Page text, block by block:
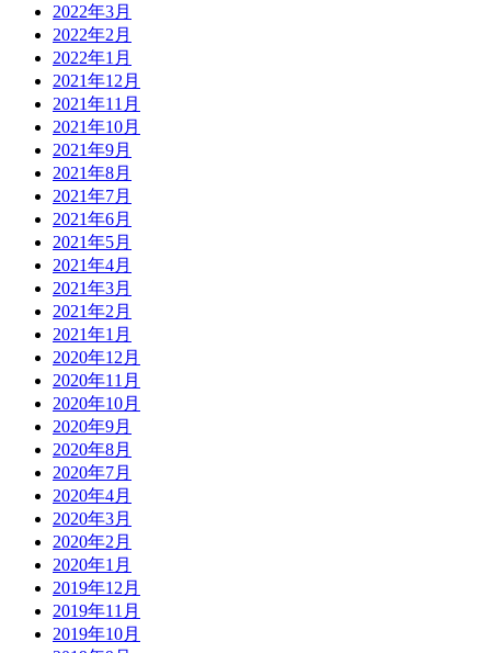
2022年3月
2022年2月
2022年1月
2021年12月
2021年11月
2021年10月
2021年9月
2021年8月
2021年7月
2021年6月
2021年5月
2021年4月
2021年3月
2021年2月
2021年1月
2020年12月
2020年11月
2020年10月
2020年9月
2020年8月
2020年7月
2020年4月
2020年3月
2020年2月
2020年1月
2019年12月
2019年11月
2019年10月